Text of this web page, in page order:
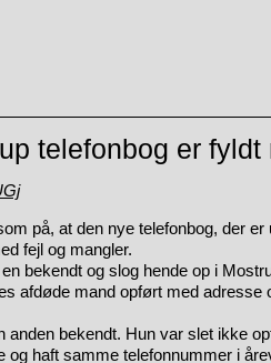
telefonbog er fyldt
på, at den nye telefonbog, der er
fejl og mangler.
bekendt og slog hende op i
afdøde mand opført med adresse
anden bekendt. Hun var slet ikke
og haft samme telefonnummer i